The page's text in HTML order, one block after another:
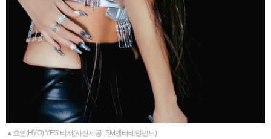
▲효연(HYO) 'YES' 티저(사진제공=SM엔터테인먼트)